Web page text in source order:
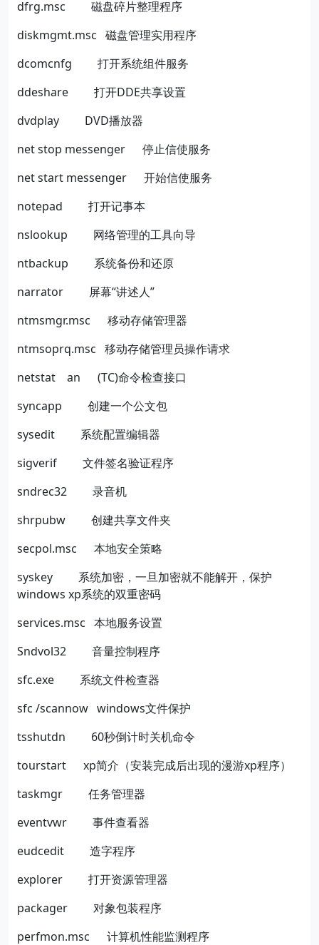
dfrg.msc 磁盘碎片整理程序
diskmgmt.msc 磁盘管理实用程序
dcomcnfg
打开系统组件服务
ddeshare
打开DDE共享设置
dvdplay
DVD播放器
net stop messenger
停止信使服务
net start messenger
开始信使服务
notepad
打开记事本
nslookup
网络管理的工具向导
ntbackup
系统备份和还原
narrator
屏幕“讲述人”
ntmsmgr.msc
移动存储管理器
ntmsoprq.msc 移动存储管理员操作请求
netstat
an (TC)命令检查接口
syncapp
创建一个公文包
sysedit
系统配置编辑器
sigverif
文件签名验证程序
sndrec32
录音机
shrpubw
创建共享文件夹
secpol.msc
本地安全策略
syskey
系统加密，一旦加密就不能解开，保护
windows xp系统的双重密码
services.msc 本地服务设置
Sndvol32
音量控制程序
sfc.exe
系统文件检查器
sfc /scannow windows文件保护
tsshutdn
60秒倒计时关机命令
tourstart
xp简介（安装完成后出现的漫游xp程序）
taskmgr
任务管理器
eventvwr
事件查看器
eudcedit
造字程序
explorer
打开资源管理器
packager
对象包装程序
perfmon.msc
计算机性能监测程序